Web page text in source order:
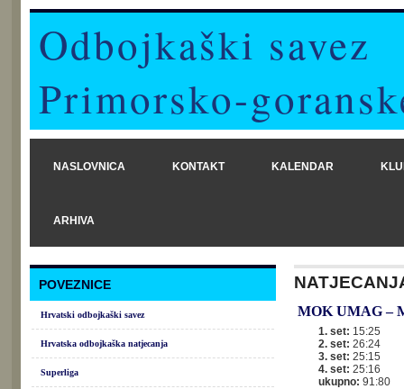
Odbojkaški savez
Primorsko-
NASLOVNICA KONTAKT KALENDAR
ARHIVA
POVEZNICE
Hrvatski odbojkaški savez
Hrvatska odbojkaška natjecanja
Superliga
MOK UMAG–
1. set: 15:25
2. set: 26:24
3. set: 25:15
4. set: 25:16
ukupno: 91:80